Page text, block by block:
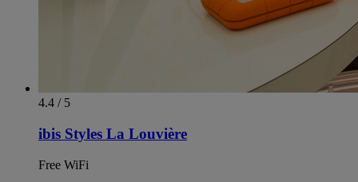
4.4 / 5
ibis Styles La Louvière
Free WiFi